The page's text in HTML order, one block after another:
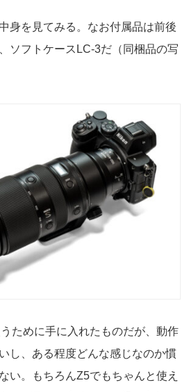
身を見てみる。なお付属品は前後
ソフトケースLC-3だ（同梱品の写
ために手に入れたものだが、動作
し、ある程度どんな感じなのか慣
い。もちろんZ5でもちゃんと使え